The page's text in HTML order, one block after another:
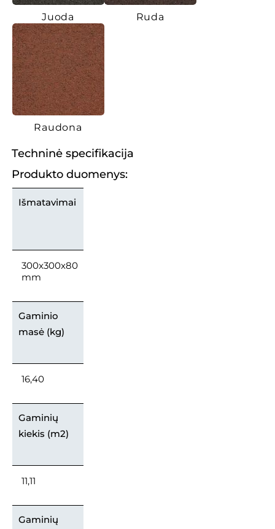
Juoda Ruda
Raudona
Techninė specifikacija
Produkto duomenys:
Išmatavimai
300x300x80
mm
Gaminio
masė (kg)
16,40
Gaminių
kiekis (m2)
11,11
Gaminių